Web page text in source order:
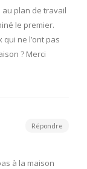
plan de travail
le premier.
ne l’ont pas
? Merci
à la maison
Répondre